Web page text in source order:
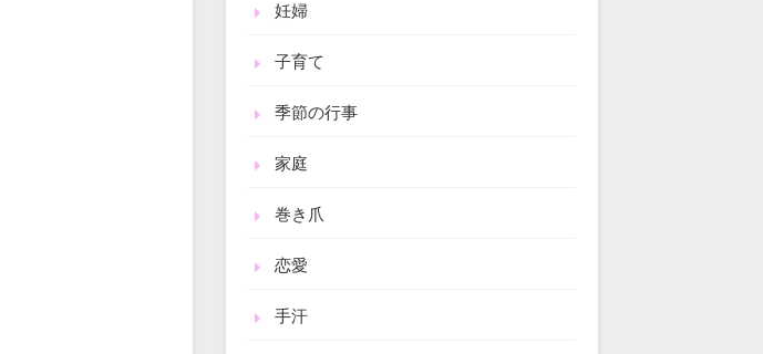
妊婦
子育て
季節の行事
家庭
巻き爪
恋愛
手汗